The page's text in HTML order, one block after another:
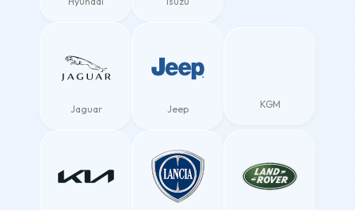
Jaguar Jeep KGM